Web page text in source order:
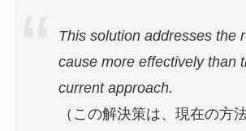
This solution addresses the
cause more effectively than
current approach.
（この解決策は、現在の方